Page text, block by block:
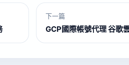
下一篇
GCP國際帳號代理 谷歌